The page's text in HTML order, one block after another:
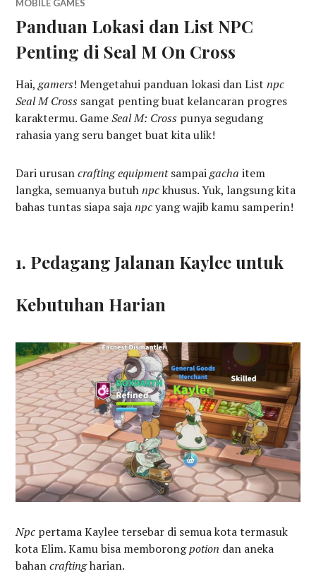
MOBILE GAMES
Panduan Lokasi dan List NPC
Penting di Seal M On Cross
Hai,gamers! Mengetahui panduan lokasi dan Listnpc
Seal M Cross sangat penting buat kelancaran progres
karaktermu. GameSeal M: Cross punya segudang
rahasia yang seru banget buat kita ulik!
Dari urusancrafting equipmentsampaigacha item
langka, semuanya butuhnpckhusus. Yuk, langsung kita
bahas tuntas siapa sajanpcyang wajib kamu samperin!
1. Pedagang Jalanan Kaylee untuk
Kebutuhan Harian
Npc pertama Kaylee tersebar di semua kota termasuk
kota Elim. Kamu bisa memborongpotion dan aneka
bahancraftingharian.